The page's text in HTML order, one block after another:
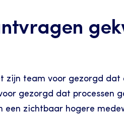
zijn team voor gezorgd
gezorgd dat processen
zichtbaar hogere